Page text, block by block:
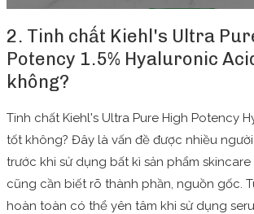
2. Tinh chất Kiehl's Ultra
Potency 1.5% Hyaluronic
không?
Tinh chất Kiehl's Ultra Pure High Potency
tốt không? Đây là vấn đề được nhiều
trước khi sử dụng bất kì sản phẩm
cũng cần biết rõ thành phần, nguồn gốc.
hoàn toàn có thể yên tâm khi sử dụng